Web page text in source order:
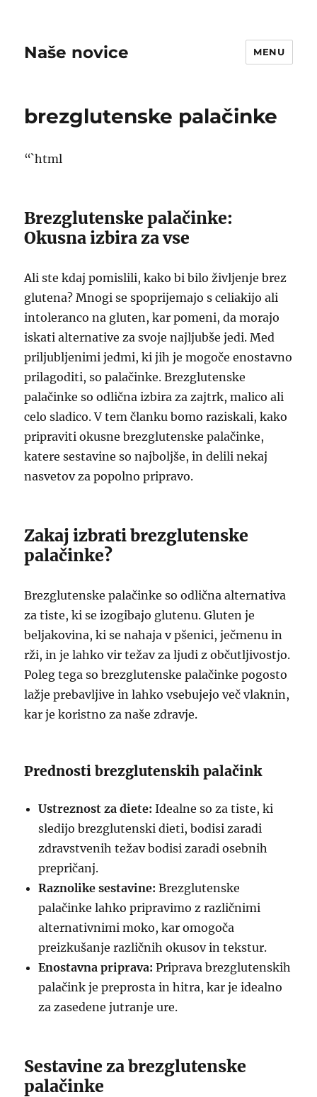
Naše novice MENU
brezglutenske palačinke
“`html
Brezglutenske palačinke:
Okusna izbira za vse
Ali ste kdaj pomislili, kako bi bilo življenje brez
glutena? Mnogi se spoprijemajo s celiakijo ali
intoleranco na gluten, kar pomeni, da morajo
iskati alternative za svoje najljubše jedi. Med
priljubljenimi jedmi, ki jih je mogoče enostavno
prilagoditi, so palačinke. Brezglutenske
palačinke so odlična izbira za zajtrk, malico ali
celo sladico. V tem članku bomo raziskali, kako
pripraviti okusne brezglutenske palačinke,
katere sestavine so najboljše, in delili nekaj
nasvetov za popolno pripravo.
Zakaj izbrati brezglutenske
palačinke?
Brezglutenske palačinke so odlična alternativa
za tiste, ki se izogibajo glutenu. Gluten je
beljakovina, ki se nahaja v pšenici, ječmenu in
rži, in je lahko vir težav za ljudi z občutljivostjo.
Poleg tega so brezglutenske palačinke pogosto
lažje prebavljive in lahko vsebujejo več vlaknin,
kar je koristno za naše zdravje.
Prednosti brezglutenskih palačink
Ustreznost za diete: Idealne so za tiste, ki
sledijo brezglutenski dieti, bodisi zaradi
zdravstvenih težav bodisi zaradi osebnih
prepričanj.
Raznolike sestavine: Brezglutenske
palačinke lahko pripravimo z različnimi
alternativnimi moko, kar omogoča
preizkušanje različnih okusov in tekstur.
Enostavna priprava: Priprava brezglutenskih
palačink je preprosta in hitra, kar je idealno
za zasedene jutranje ure.
Sestavine za brezglutenske
palačinke